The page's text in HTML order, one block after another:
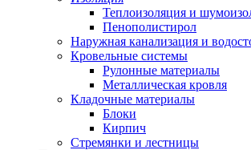
Теплоизоляция и
Пенополистирол
Наружная канализация и
Кровельные системы
Рулонные материалы
Металлическая кровля
Кладочные материалы
Блоки
Кирпич
Стремянки и лестницы